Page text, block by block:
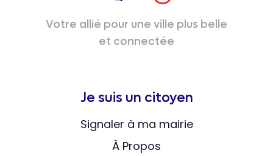
Votre allié pour une ville plus belle
et connectée
Je suis un citoyen
Signaler à ma mairie
À Propos